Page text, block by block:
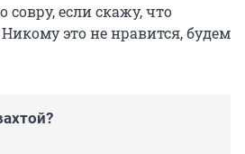
если скажу, что
это не нравится, будем